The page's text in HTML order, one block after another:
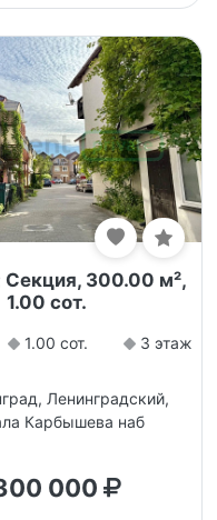
Секция, 300.00 м²,
1.00 сот.
1.00 сот. 3 этаж
Ленинградский,
Карбышева наб
000